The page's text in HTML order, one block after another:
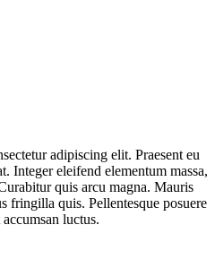
adipiscing elit. Praesent eu
Integer eleifend elementum massa,
quis arcu magna. Mauris
fringilla quis. Pellentesque posuere
luctus.